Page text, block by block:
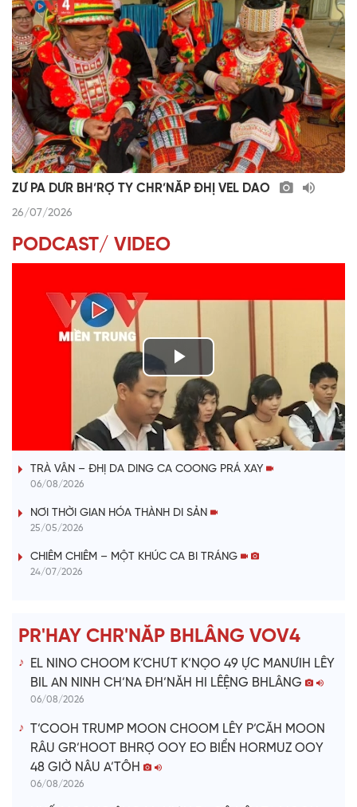
ZƯ PA DƯR BH’RỢ TY CHR’NĂP ĐHỊ VEL DAO
26/07/2026
PODCAST/ VIDEO
P
l
a
V
i
e
o
VÀI PHÚT DÀNH CHO QUẢNG BÁ
TRÀ VÂN – ĐHỊ DA DING CA COONG PRÁ XAY
06/08/2026
NƠI THỜI GIAN HÓA THÀNH DI SẢN
25/05/2026
CHIÊM CHIÊM – MỘT KHÚC CA BI TRÁNG
24/07/2026
PR'HAY CHR'NĂP BHLÂNG VOV4
EL NINO CHOOM K’CHƯT K’NỌO 49 ỰC MANƯIH LÊY
BIL AN NINH CH’NA ĐH’NĂH HI LÊỆNG BHLÂNG
06/08/2026
T’COOH TRUMP MOON CHOOM LÊY P’CĂH MOON
RÂU GR’HOOT BHRỢ OOY EO BIỂN HORMUZ OOY
48 GIỜ NÂU A’TÔH
06/08/2026